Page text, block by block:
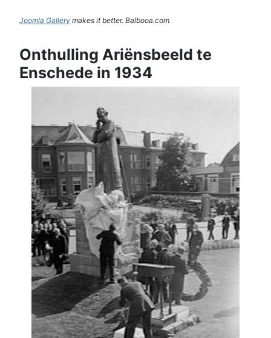
Joomla Gallery makes it better. Balbooa.com
Onthulling Ariënsbeeld te
Enschede in 1934